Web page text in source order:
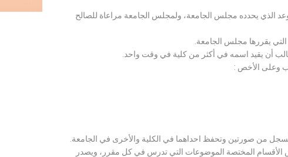
الذي يحدده مجلس الجامعة، ولمجلس الجامعة مراعاة للصالح
يقررها مجلس الجامعة.
أن يقيد اسمه في أكثر من كلية في وقت واحد.
وعلى الأخص :
من صورتين وتحفظ احداهما في الكلية والأخرى في الجامعة.
الأقسام المختصة الموضوعات التي تدرس في كل مقرر، ويصدر